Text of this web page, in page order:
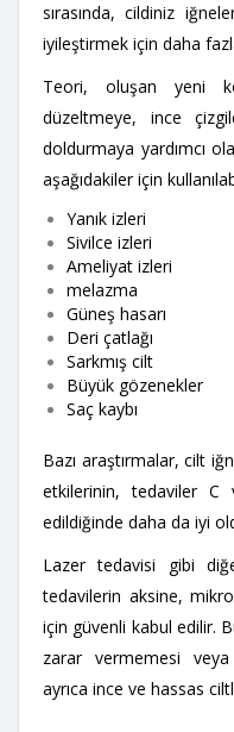
sırasında, cildiniz
iyileştirmek için daha
Teori, oluşan yeni
düzeltmeye, ince
doldurmaya yardımcı
aşağıdakiler için
Yanık izleri
Sivilce izleri
Ameliyat izleri
melazma
Güneş hasarı
Deri çatlağı
Sarkmış cilt
Büyük gözenekler
Saç kaybı
Bazı araştırmalar, cilt
etkilerinin, tedaviler C
edildiğinde daha da iyi
Lazer tedavisi gibi
tedavilerin aksine,
için güvenli kabul edilir.
zarar vermemesi veya
ayrıca ince ve hassas